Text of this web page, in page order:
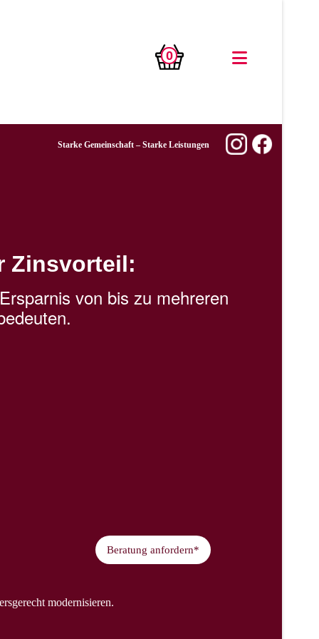
0
Starke Gemeinschaft – Starke Leistungen
Zinsvorteil:
von bis zu mehreren
Beratung anfordern*
modernisieren.